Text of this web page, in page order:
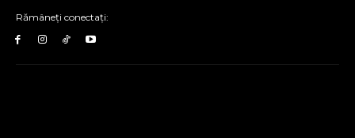
Rămâneți conectați: